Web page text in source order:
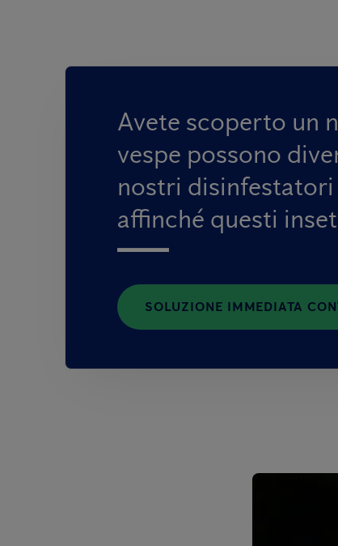
Avete scoperto un
vespe possono
nostri
affinché questi
SOLUZIONE IMMEDIATA